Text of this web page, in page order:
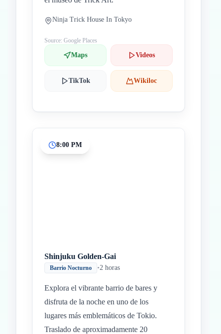
Ninja Trick House In Tokyo
Source: Google Places
Maps Videos
TikTok Wikiloc
8:00 PM
Shinjuku Golden-Gai
Barrio Nocturno •2 horas
Explora el vibrante barrio de bares y
disfruta de la noche en uno de los
lugares más emblemáticos de Tokio.
Traslado de aproximadamente 20